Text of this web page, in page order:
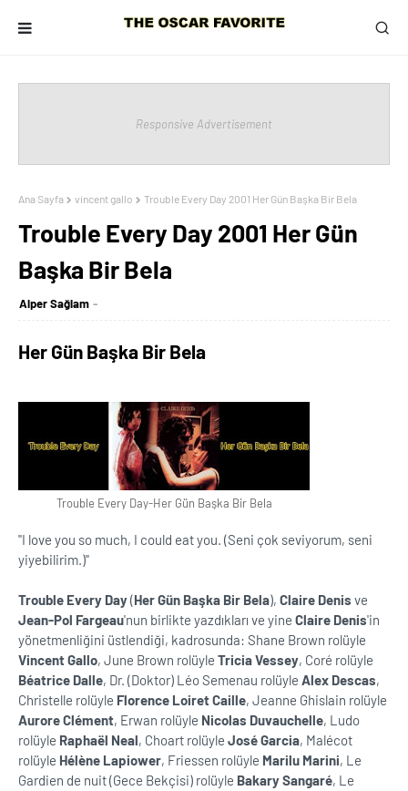
Responsive Advertisement
Ana Sayfa vincent gallo Trouble Every Day 2001 Her Gün Başka Bir Bela
Trouble Every Day 2001 Her Gün
Başka Bir Bela
Alper Sağlam
Her Gün Başka Bir Bela
Trouble Every Day-Her Gün Başka Bir Bela
''I love you so much, I could eat you. (Seni çok seviyorum, seni
yiyebilirim.)''
Trouble Every Day(Her Gün Başka Bir Bela), Claire Denis ve
Jean-Pol Fargeau'nun birlikte yazdıkları ve yine Claire Denis'in
yönetmenliğini üstlendiği, kadrosunda: Shane Brown rolüyle
Vincent Gallo, June Brown rolüyle Tricia Vessey, Coré rolüyle
Béatrice Dalle, Dr. (Doktor) Léo Semenau rolüyle Alex Descas,
Christelle rolüyle Florence Loiret Caille, Jeanne Ghislain rolüyle
Aurore Clément, Erwan rolüyle Nicolas Duvauchelle, Ludo
rolüyle Raphaël Neal, Choart rolüyle José Garcia, Malécot
rolüyle Hélène Lapiower, Friessen rolüyle Marilu Marini, Le
Gardien de nuit (Gece Bekçisi) rolüyle Bakary Sangaré, Le